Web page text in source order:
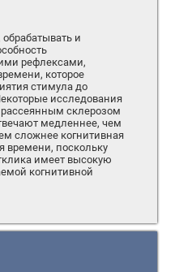
и
рефлексами,
которое
стимула до
исследования
склерозом
медленнее, чем
сложнее когнитивная
времени, поскольку
имеет высокую
когнитивной